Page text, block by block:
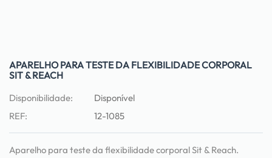
APARELHO PARA TESTE DA FLEXIBILIDADE CORPORAL
SIT & REACH
Disponibilidade:
Disponível
REF:
12-1085
Aparelho para teste da flexibilidade corporal Sit & Reach.